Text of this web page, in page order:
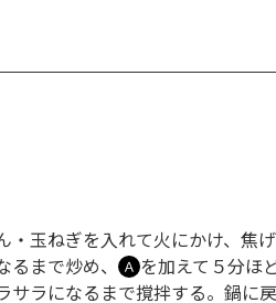
玉ねぎを入れて火にかけ、焦
まで炒め、
Ａ を加えて５分ほ
サラになるまで撹拌する。鍋に